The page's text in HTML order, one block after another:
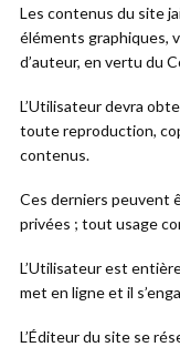
Les contenus du site
éléments graphiques,
d’auteur, en vertu du
L’Utilisateur devra
toute reproduction,
contenus.
Ces derniers peuvent
privées ; tout usage
L’Utilisateur est
met en ligne et il
L’Éditeur du site se